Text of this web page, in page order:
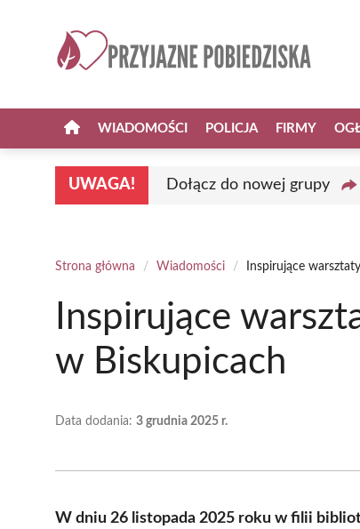
WIADOMOŚCI POLICJA FIRMY
UWAGA! Dołącz do nowej grupy
Strona główna / Wiadomości / Inspirujące
Inspirujące
w Biskupicach
Data dodania: 3 grudnia 2025 r.
W dniu 26 listopada 2025 roku w filii